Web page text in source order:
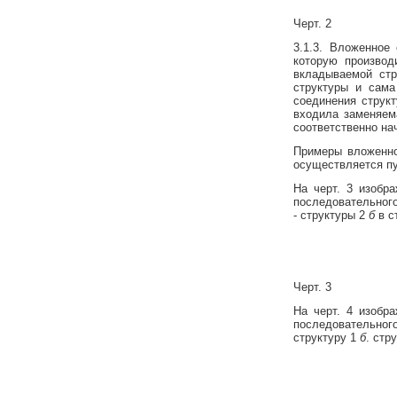
Черт. 2
3.1.3. Вложенное
которую
вкладываемой
структуры и
соединения
входила
соответственно
Примеры
осуществляется
На черт. 3
- структуры 2 бв
Черт. 3
На черт. 4
структуру 1 б.